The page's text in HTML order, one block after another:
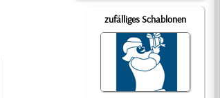
zufälliges Schablonen